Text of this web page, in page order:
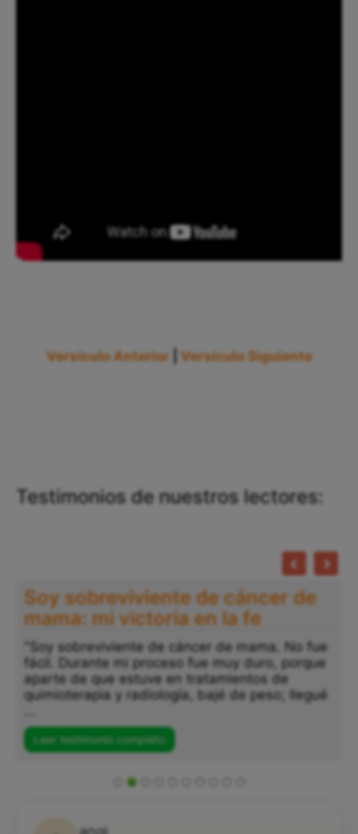
Versículo Anterior Versículo Siguiente
Testimonios de nuestros lectores:
Soy sobreviviente de cáncer de
mama: mi victoria en la fe
"Soy sobreviviente de cáncer de mama. No fue
fácil. Durante mi proceso fue muy duro, porque
aparte de que estuve en tratamientos de
quimioterapia y radiología, bajé de peso; llegué
Leer testimonio completo